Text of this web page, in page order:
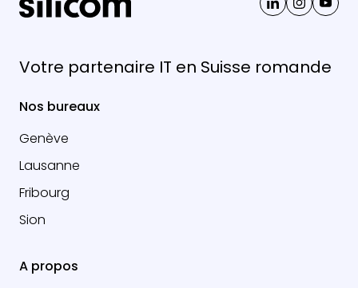
Votre partenaire IT en Suisse romande
Nos bureaux
Genève
Lausanne
Fribourg
Sion
A propos